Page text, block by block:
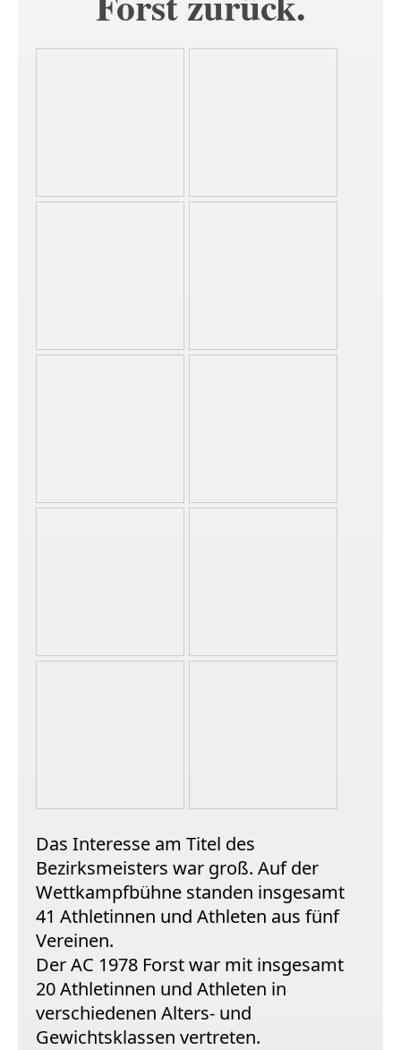
Das Interesse am Titel des
Bezirksmeisters war groß. Auf der
Wettkampfbühne standen insgesamt
41 Athletinnen und Athleten aus fünf
Vereinen.
Der AC 1978 Forst war mit insgesamt
20 Athletinnen und Athleten in
verschiedenen Alters- und
Gewichtsklassen vertreten.